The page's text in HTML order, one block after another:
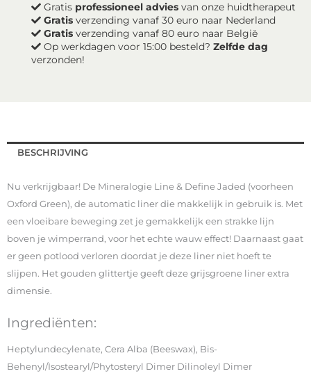
Gratis professioneel advies van onze huidtherapeut
Gratis verzending vanaf 30 euro naar Nederland
Gratis verzending vanaf 80 euro naar België
Op werkdagen voor 15:00 besteld? Zelfde dag
verzonden!
BESCHRIJVING
Nu verkrijgbaar! De Mineralogie Line & Define Jaded (voorheen
Oxford Green), de automatic liner die makkelijk in gebruik is. Met
een vloeibare beweging zet je gemakkelijk een strakke lijn
boven je wimperrand, voor het echte wauw effect! Daarnaast gaat
er geen potlood verloren doordat je deze liner niet hoeft te
slijpen. Het gouden glittertje geeft deze grijsgroene liner extra
dimensie.
Ingrediënten:
Heptylundecylenate, Cera Alba (Beeswax), Bis-
Behenyl/Isostearyl/Phytosteryl Dimer Dilinoleyl Dimer